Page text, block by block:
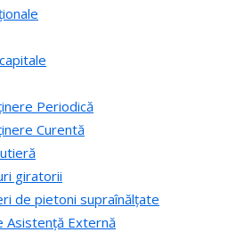
Periodică
Curentă
giratorii
de pietoni supraînălțate
Asistență Externă